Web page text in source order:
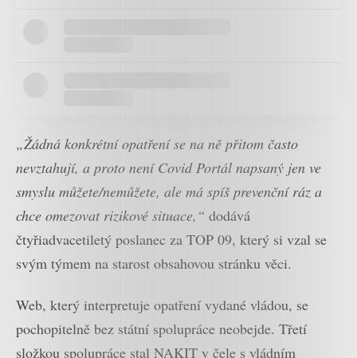
„Žádná konkrétní opatření se na ně přitom často
nevztahují, a proto není Covid Portál napsaný jen ve
smyslu můžete/nemůžete, ale má spíš prevenční ráz a
chce omezovat rizikové situace,“ dodává
čtyřiadvacetiletý poslanec za TOP 09, který si vzal se
svým týmem na starost obsahovou stránku věci.
Web, který interpretuje opatření vydané vládou, se
pochopitelně bez státní spolupráce neobejde. Třetí
složkou spolupráce stal NAKIT v čele s vládním